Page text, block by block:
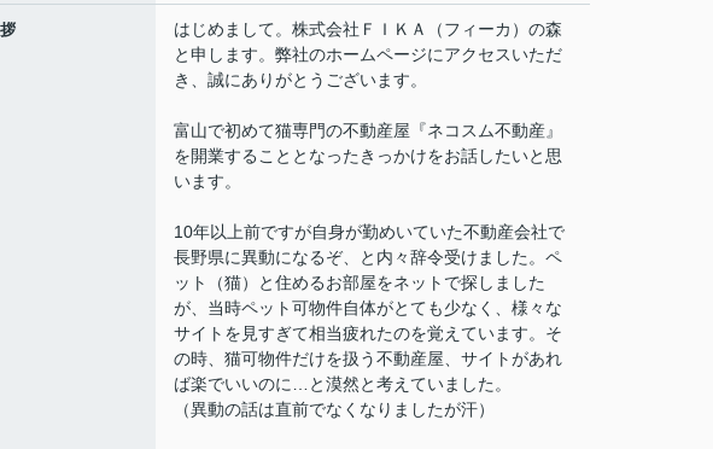
はじめまして。株式会社ＦＩＫＡ（フィーカ）の森
と申します。弊社のホームページにアクセスいただ
き、誠にありがとうございます。
富山で初めて猫専門の不動産屋『ネコスム不動産』
を開業することとなったきっかけをお話したいと思
います。
10年以上前ですが自身が勤めいていた不動産会社で
長野県に異動になるぞ、と内々辞令受けました。ペ
ット（猫）と住めるお部屋をネットで探しました
が、当時ペット可物件自体がとても少なく、様々な
サイトを見すぎて相当疲れたのを覚えています。そ
の時、猫可物件だけを扱う不動産屋、サイトがあれ
ば楽でいいのに…と漠然と考えていました。
（異動の話は直前でなくなりましたが汗）